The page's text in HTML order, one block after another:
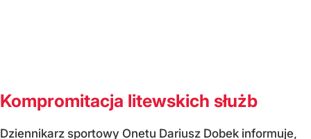
Kompromitacja litewskich służb
Dziennikarz sportowy Onetu Dariusz Dobek informuje,